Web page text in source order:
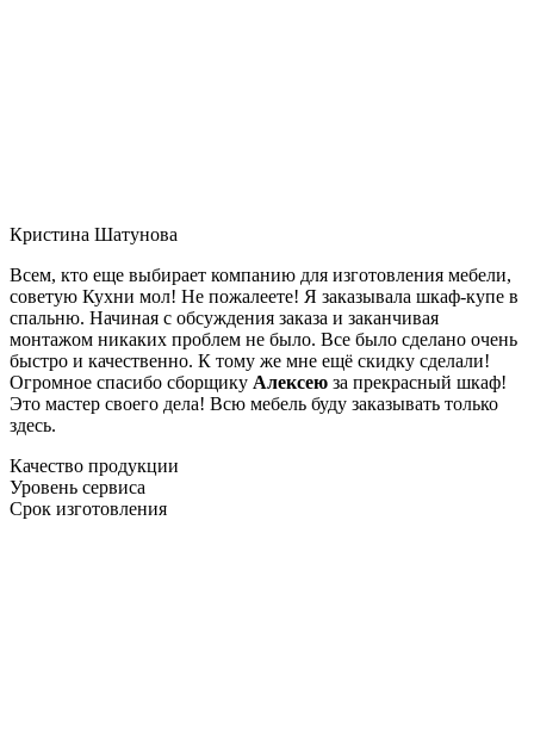
Кристина Шатунова
Всем, кто еще выбирает компанию для изготовления мебели,
советую Кухни мол! Не пожалеете! Я заказывала шкаф-купе в
спальню. Начиная с обсуждения заказа и заканчивая
монтажом никаких проблем не было. Все было сделано очень
быстро и качественно. К тому же мне ещё скидку сделали!
Огромное спасибо сборщику Алексею за прекрасный шкаф!
Это мастер своего дела! Всю мебель буду заказывать только
здесь.
Качество продукции
Уровень сервиса
Срок изготовления